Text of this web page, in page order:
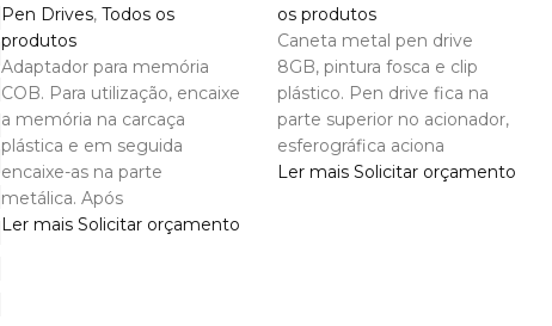
Pen Drives, Todos os
produtos
Adaptador para memória
COB. Para utilização, encaixe
a memória na carcaça
plástica e em seguida
encaixe-as na parte
metálica. Após
Ler mais Solicitar orçamento
os produtos
Caneta metal pen drive
8GB, pintura fosca e clip
plástico. Pen drive fica na
parte superior no acionador,
esferográfica aciona
Ler mais Solicitar orçamento